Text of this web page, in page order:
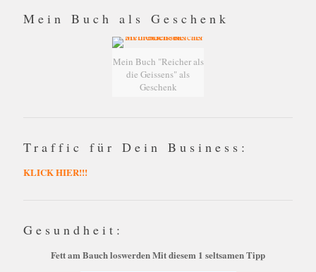
Mein Buch als Geschenk
Mein Buch "Reicher als
die Geissens" als
Geschenk
Traffic für Dein Business:
KLICK HIER!!!
Gesundheit:
Fett am Bauch loswerden Mit diesem 1 seltsamen Tipp